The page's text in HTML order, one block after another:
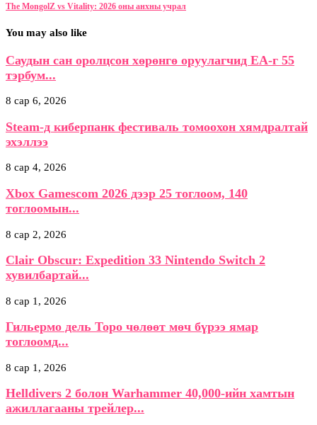
The MongolZ vs Vitality: 2026 оны анхны учрал
You may also like
Саудын сан оролцсон хөрөнгө оруулагчид EA-г 55
тэрбум...
8 сар 6, 2026
Steam-д киберпанк фестиваль томоохон хямдралтай
эхэллээ
8 сар 4, 2026
Xbox Gamescom 2026 дээр 25 тоглоом, 140
тоглоомын...
8 сар 2, 2026
Clair Obscur: Expedition 33 Nintendo Switch 2
хувилбартай...
8 сар 1, 2026
Гильермо дель Торо чөлөөт мөч бүрээ ямар
тоглоомд...
8 сар 1, 2026
Helldivers 2 болон Warhammer 40,000-ийн хамтын
ажиллагааны трейлер...